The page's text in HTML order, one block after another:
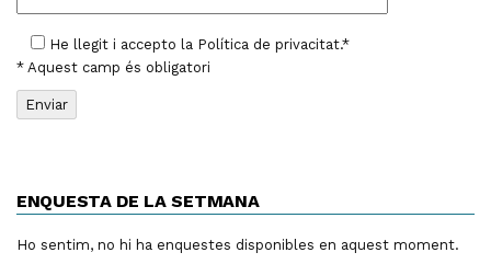
He llegit i accepto la Política de privacitat.*
* Aquest camp és obligatori
ENQUESTA DE LA SETMANA
Ho sentim, no hi ha enquestes disponibles en aquest moment.